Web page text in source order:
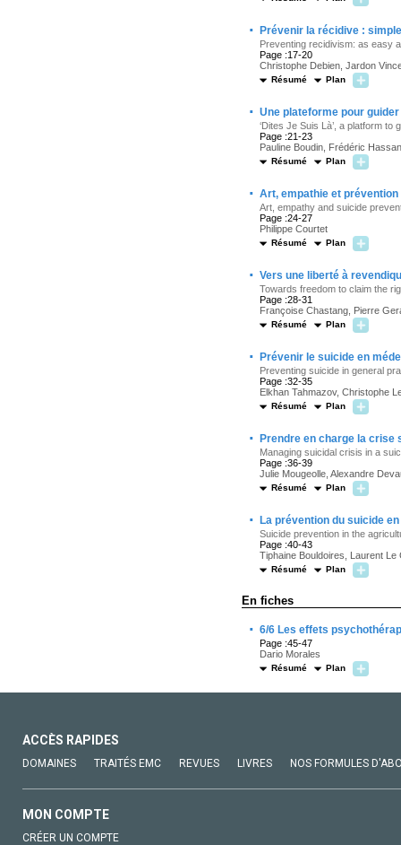
· Prévenir la récidive :
Preventing recidivism: as easy
Page :17-20
Christophe Debien, Jardon
Résumé Plan
· Une plateforme pour
‘Dites Je Suis Là’, a platform to
Page :21-23
Pauline Boudin, Frédéric
Résumé Plan
· Art, empathie et prévention
Art, empathy and suicide
Page :24-27
Philippe Courtet
Résumé Plan
· Vers une liberté à
Towards freedom to claim the
Page :28-31
Françoise Chastang, Pierre
Résumé Plan
· Prévenir le suicide en
Preventing suicide in general
Page :32-35
Elkhan Tahmazov, Christophe
Résumé Plan
· Prendre en charge la crise
Managing suicidal crisis in a
Page :36-39
Julie Mougeolle, Alexandre
Résumé Plan
· La prévention du suicide
Suicide prevention in the
Page :40-43
Tiphaine Bouldoires, Laurent Le
Résumé Plan
En fiches
· 6/6 Les effets
Page :45-47
Dario Morales
Résumé Plan
ACCÈS RAPIDES
DOMAINES TRAITÉS EMC REVUES LIVRES NOS FORMULES
MON COMPTE
CRÉER UN COMPTE